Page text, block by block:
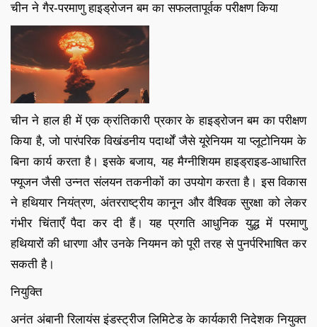
चीन ने गैर-परमाणु हाइड्रोजन बम का सफलतापूर्वक परीक्षण किया
चीन ने हाल ही में एक क्रांतिकारी प्रकार के हाइड्रोजन बम का परीक्षण
किया है, जो पारंपरिक विखंडनीय पदार्थों जैसे यूरेनियम या प्लूटोनियम के
बिना कार्य करता है। इसके बजाय, यह मैग्नीशियम हाइड्राइड-आधारित
फ्यूजन जैसी उन्नत संलयन तकनीकों का उपयोग करता है। इस विकास
ने हथियार नियंत्रण, अंतरराष्ट्रीय कानून और वैश्विक सुरक्षा को लेकर
गंभीर चिंताएँ पैदा कर दी हैं। यह प्रगति आधुनिक युद्ध में परमाणु
हथियारों की धारणा और उनके नियमन को पूरी तरह से पुनर्परिभाषित कर
सकती है।
नियुक्ति
अनंत अंबानी रिलायंस इंडस्ट्रीज लिमिटेड के कार्यकारी निदेशक नियुक्त